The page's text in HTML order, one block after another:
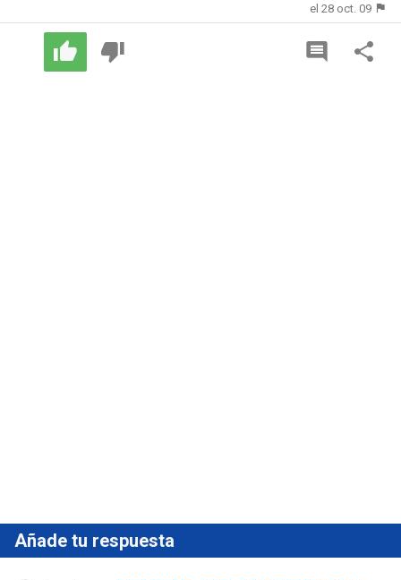
el 28 oct. 09
Añade tu respuesta